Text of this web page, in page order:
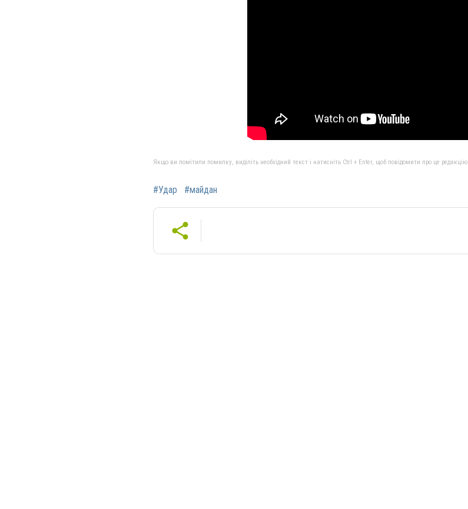
Якщо ви помітили помилку, виділіть необхідний текст і натисніть Ctrl + Enter, щоб повідомити про це редакцію
#Удар #майдан